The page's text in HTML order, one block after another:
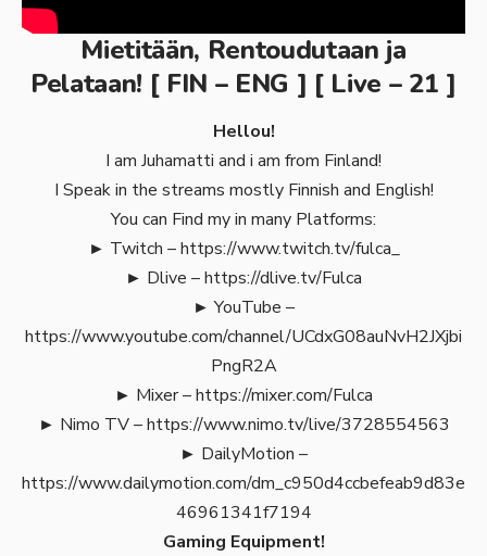
Mietitään, Rentoudutaan ja
Pelataan! [ FIN – ENG ] [ Live – 21 ]
Hellou!
I am Juhamatti and i am from Finland!
I Speak in the streams mostly Finnish and English!
You can Find my in many Platforms:
► Twitch –https://www.twitch.tv/fulca_
► Dlive –https://dlive.tv/Fulca
► YouTube –
https://www.youtube.com/channel/UCdxG08auNvH2JXjbi
PngR2A
► Mixer –https://mixer.com/Fulca
► Nimo TV –https://www.nimo.tv/live/3728554563
► DailyMotion –
https://www.dailymotion.com/dm_c950d4ccbefeab9d83e
46961341f7194
Gaming Equipment!